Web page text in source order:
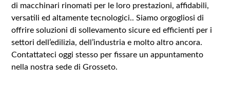
di macchinari rinomati per le loro prestazioni, affidabili,
versatili ed altamente tecnologici.. Siamo orgogliosi di
offrire soluzioni di sollevamento sicure ed efficienti per i
settori dell’edilizia, dell’industria e molto altro ancora.
Contattateci oggi stesso per fissare un appuntamento
nella nostra sede di Grosseto.